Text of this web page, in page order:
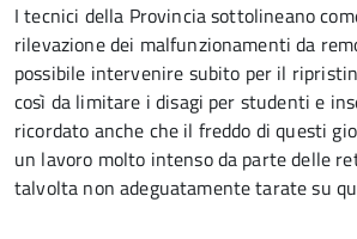
I tecnici della Provincia sottolineano
rilevazione dei malfunzionamenti da
possibile intervenire subito per il
così da limitare i disagi per studenti e
ricordato anche che il freddo di questi
un lavoro molto intenso da parte delle
talvolta non adeguatamente tarate su